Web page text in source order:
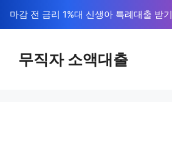
텐
마감 전 금리 1%대 신생아 특례대출 받기
무직자 소액대출